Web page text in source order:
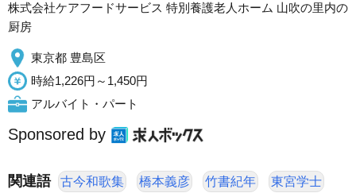
株式会社ケアフードサービス 特別養護老人ホーム 山吹の里内の
厨房
東京都 豊島区
時給1,226円～1,450円
アルバイト・パート
Sponsored by
関連語 古今和歌集 橋本義彦 竹書紀年 東宮学士